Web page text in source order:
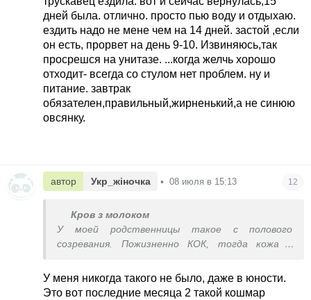
дней была. отлично. просто пью воду и отдыхаю.
ездить надо не мене чем на 14 дней. застой ,если
он есть, прорвет на день 9-10. Извиняюсь,так
просрешся на унитазе. ...когда желчь хорошо
отходит- всегда со стулом нет проблем. ну и
питание. завтрак
обязателен,правильный,жирненький,а не синюю
овсянку.
автор Укр_жіночка • 08 июля в 15:13 12
Кров з молоком
У моей родственницы такое с полового
созревания. Пожизненно КОК, тогда кожа в
беременность и ходила такая «красивая».
Пыталась слезть с ОК, делать чистки у
У меня никогда такого не было, даже в юности.
Это вот последние месяца 2 такой кошмар